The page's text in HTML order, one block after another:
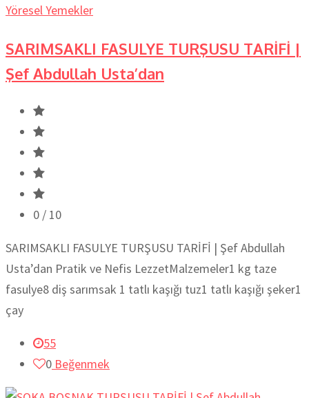
Yöresel Yemekler
SARIMSAKLI FASULYE TURŞUSU TARİFİ |
Şef Abdullah Usta’dan
0 / 10
SARIMSAKLI FASULYE TURŞUSU TARİFİ | Şef Abdullah
Usta’dan Pratik ve Nefis LezzetMalzemeler1 kg taze
fasulye8 diş sarımsak 1 tatlı kaşığı tuz1 tatlı kaşığı şeker1
çay
55
0 Beğenmek